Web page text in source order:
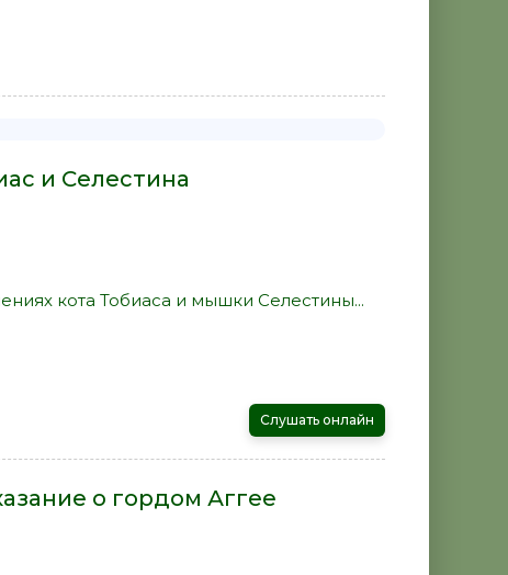
и Селестина
кота Тобиаса и мышки Селестины...
Слушать онлайн
о гордом Аггее